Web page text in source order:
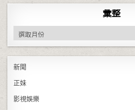
彙整
彙整
新聞
正妹
影視娛樂